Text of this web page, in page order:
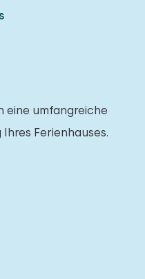
eine umfangreiche
Ferienhauses.